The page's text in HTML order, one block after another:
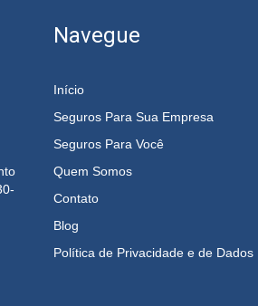
Navegue
Início
Seguros Para Sua Empresa
Seguros Para Você
Quem Somos
Contato
Blog
Política de Privacidade e de Dados